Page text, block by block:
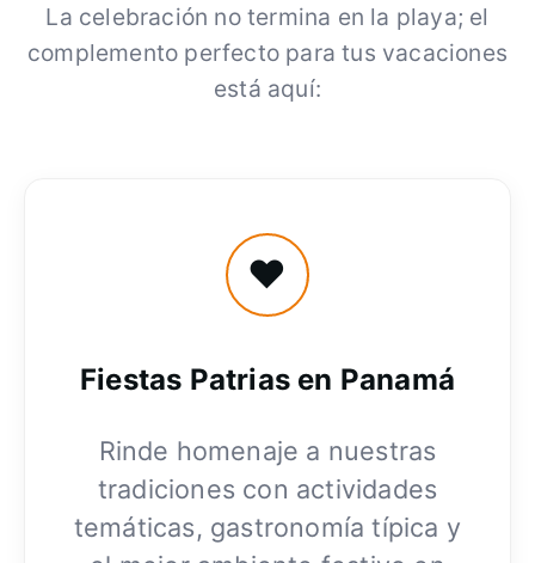
La celebración no termina en la playa; el
complemento perfecto para tus vacaciones
está aquí:
❤️
Fiestas Patrias en Panamá
Rinde homenaje a nuestras
tradiciones con actividades
temáticas, gastronomía típica y